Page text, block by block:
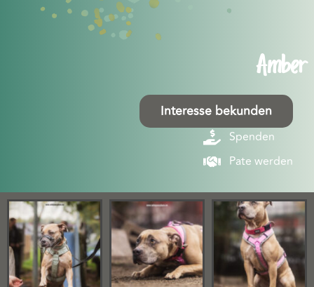
Amber
Interesse bekunden
Spenden
Pate werden